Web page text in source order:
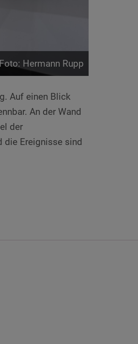
Hermann Rupp
Auf einen Blick
An der Wand
der
die Ereignisse sind